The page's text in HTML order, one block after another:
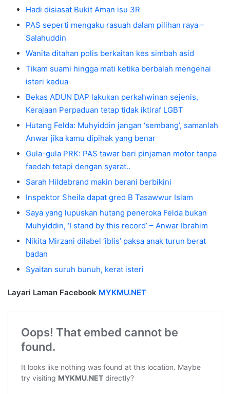
Hadi disiasat Bukit Aman isu 3R
PAS seperti mengaku rasuah dalam pilihan raya –
Salahuddin
Wanita ditahan polis berkaitan kes simbah asid
Tikam suami hingga mati ketika berbalah mengenai
isteri kedua
Bekas ADUN DAP lakukan perkahwinan sejenis,
Kerajaan Perpaduan tetap tidak iktiraf LGBT
Hutang Felda: Muhyiddin jangan ‘sembang’, samanlah
Anwar jika kamu dipihak yang benar
Gula-gula PRK: PAS tawar beri pinjaman motor tanpa
faedah tetapi dengan syarat..
Sarah Hildebrand makin berani berbikini
Inspektor Sheila dapat gred B Tasawwur Islam
Saya yang lupuskan hutang peneroka Felda bukan
Muhyiddin, ‘I stand by this record’ – Anwar Ibrahim
Nikita Mirzani dilabel ‘iblis’ paksa anak turun berat
badan
Syaitan suruh bunuh, kerat isteri
Layari Laman Facebook MYKMU.NET